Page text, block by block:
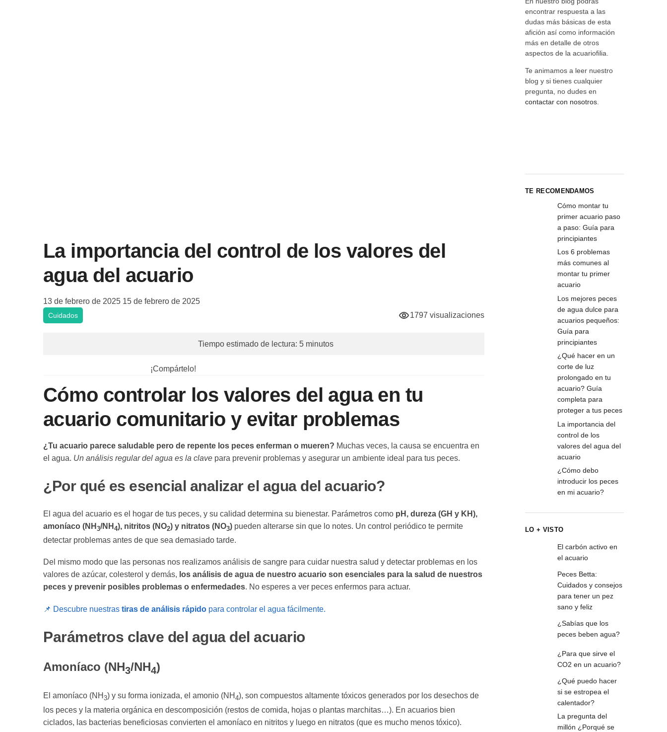
La importancia del control de los valores del
agua del acuario
13 de febrero de 2025 15 de febrero de 2025
Cuidados 1797 visualizaciones
Tiempo estimado de lectura: 5 minutos
¡Compártelo!
Cómo controlar los valores del agua en tu
acuario comunitario y evitar problemas
¿Tu acuario parece saludable pero de repente los peces enferman o mueren? Muchas veces, la causa se encuentra en
el agua. Un análisis regular del agua es la clave para prevenir problemas y asegurar un ambiente ideal para tus peces.
¿Por qué es esencial analizar el agua del acuario?
El agua del acuario es el hogar de tus peces, y su calidad determina su bienestar. Parámetros como pH, dureza (GH y KH),
amoníaco (NH 3/NH 4), nitritos (NO2) y nitratos (NO3) pueden alterarse sin que lo notes. Un control periódico te permite
detectar problemas antes de que sea demasiado tarde.
Del mismo modo que las personas nos realizamos análisis de sangre para cuidar nuestra salud y detectar problemas en los
valores de azúcar, colesterol y demás, los análisis de agua de nuestro acuario son esenciales para la salud de nuestros
peces y prevenir posibles problemas o enfermedades. No esperes a ver peces enfermos para actuar.
📌 Descubre nuestras tiras de análisis rápido para controlar el agua fácilmente.
Parámetros clave del agua del acuario
Amoníaco (NH3/NH4)
El amoníaco (NH 3) y su forma ionizada, el amonio (NH 4), son compuestos altamente tóxicos generados por los desechos de
los peces y la materia orgánica en descomposición (restos de comida, hojas o plantas marchitas…). En acuarios bien
ciclados, las bacterias beneficiosas convierten el amoníaco en nitritos y luego en nitratos (que es mucho menos tóxico).
encontrar respuesta a las
dudas más básicas de esta
afición así como información
más en detalle de otros
aspectos de la acuariofilia.
Te animamos a leer nuestro
blog y si tienes cualquier
pregunta, no dudes en
contactar con nosotros
TE RECOMENDAMOS
Cómo montar tu
primer acuario paso
a paso: Guía para
principiantes
Los 6 problemas
más comunes al
montar tu primer
acuario
Los mejores peces
de agua dulce para
acuarios pequeños:
Guía para
principiantes
¿Qué hacer en un
corte de luz
prolongado en tu
acuario? Guía
completa para
proteger a tus peces
La importancia del
control de los
valores del agua del
acuario
¿Cómo debo
introducir los peces
en mi acuario?
LO + VISTO
El carbón activo en
el acuario
Peces Betta:
Cuidados y consejos
para tener un pez
sano y feliz
¿Sabías que los
peces beben agua?
¿Para que sirve el
CO2 en un acuario?
¿Qué puedo hacer
si se estropea el
calentador?
La pregunta del
millón ¿Porqué se